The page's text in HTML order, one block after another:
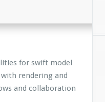
for swift model
rendering and
and collaboration